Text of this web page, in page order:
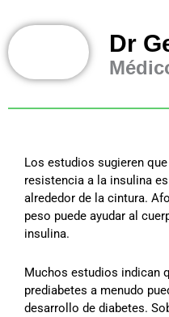
Dr
Los estudios sugieren
resistencia a la insulina
alrededor de la cintura.
peso puede ayudar al
insulina.
Muchos estudios indican
prediabetes a menudo
desarrollo de diabetes.